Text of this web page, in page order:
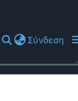
Σύνδεση